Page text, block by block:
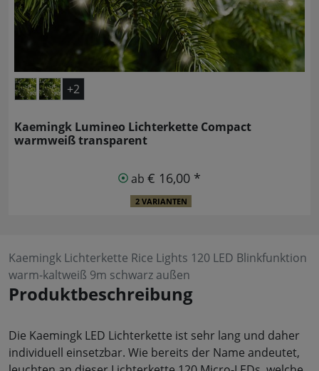
+2
Kaemingk Lumineo Lichterkette Compact
warmweiß transparent
ab € 16,00 *
2 VARIANTEN
Kaemingk Lichterkette Rice Lights 120 LED Blinkfunktion
warm-kaltweiß 9m schwarz außen
Produktbeschreibung
Die Kaemingk LED Lichterkette ist sehr lang und daher
individuell einsetzbar. Wie bereits der Name andeutet,